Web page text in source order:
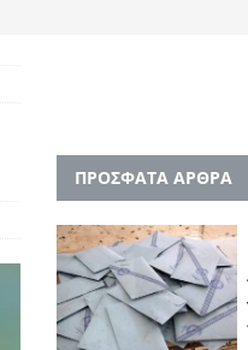
ΠΡΟΣΦΑΤΑ ΑΡΘΡΑ